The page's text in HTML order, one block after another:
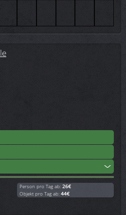
Person pro Tag ab: 26€
Objekt pro Tag ab: 44€